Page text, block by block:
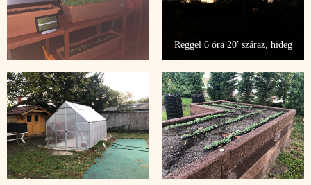
Reggel 6 óra 20′ száraz, hideg